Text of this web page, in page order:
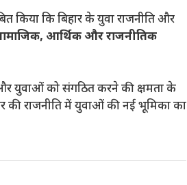
किया कि बिहार के युवा राजनीति और
आर्थिक और राजनीतिक
युवाओं को संगठित करने की क्षमता के
की राजनीति में युवाओं की नई भूमिका का